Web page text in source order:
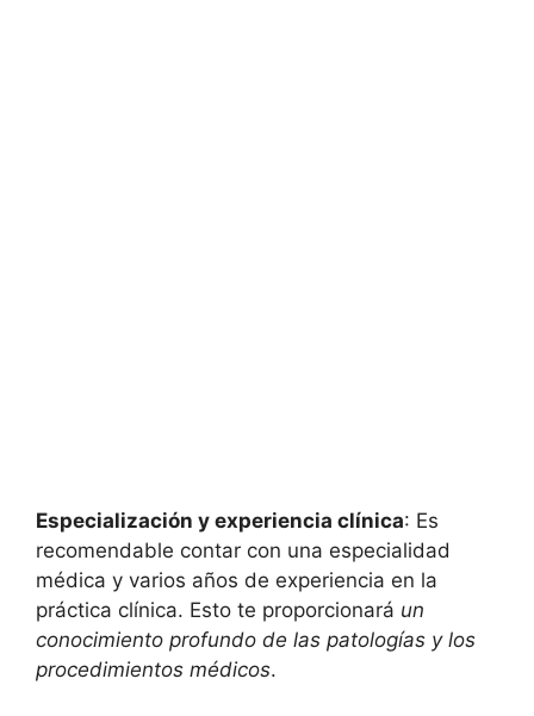
Especialización y experiencia clínica: Es
recomendable contar con una especialidad
médica y varios años de experiencia en la
práctica clínica. Esto te proporcionará un
conocimiento profundo de las patologías y los
procedimientos médicos.